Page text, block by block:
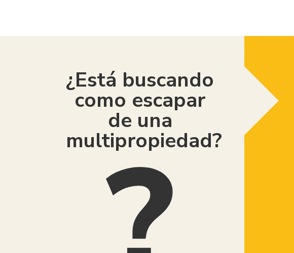
¿Está buscando
como escapar
de una
multipropiedad?